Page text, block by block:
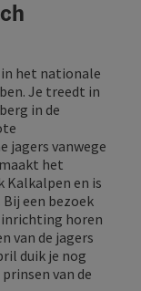
het nationale
Je treedt in
in de
jagers vanwege
het
Kalkalpen en is
een bezoek
horen
van de jagers
duik je nog
van de